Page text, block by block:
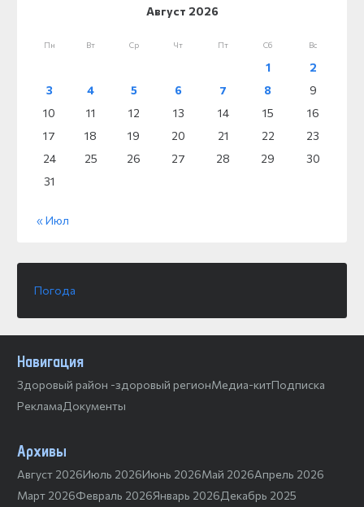
Август 2026
Пн Вт Ср Чт Пт Сб Вс
1
2
3
4 5 6 7 8
9
10
11 12 13 14 15
16
17
18 19 20 21 22
23
24
25 26 27 28 29
30
31
« Июл
Погода
Навигация
Здоровый район -здоровый регионМедиа-китПодписка
РекламаДокументы
Архивы
Август 2026Июль 2026Июнь 2026Май 2026Апрель 2026
Март 2026Февраль 2026Январь 2026Декабрь 2025